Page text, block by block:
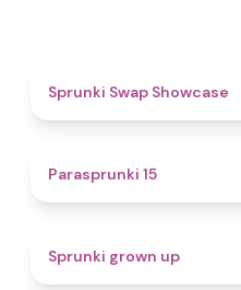
Sprunki Swap Showcase
Parasprunki 15
Sprunki grown up